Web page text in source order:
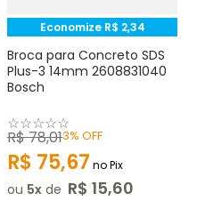
Economize R$ 2,34
Broca para Concreto SDS
Plus-3 14mm 2608831040
Bosch
☆☆☆☆☆
R$78,013% OFF
R$ 75,67 no Pix
ou 5 de R$ 15,60